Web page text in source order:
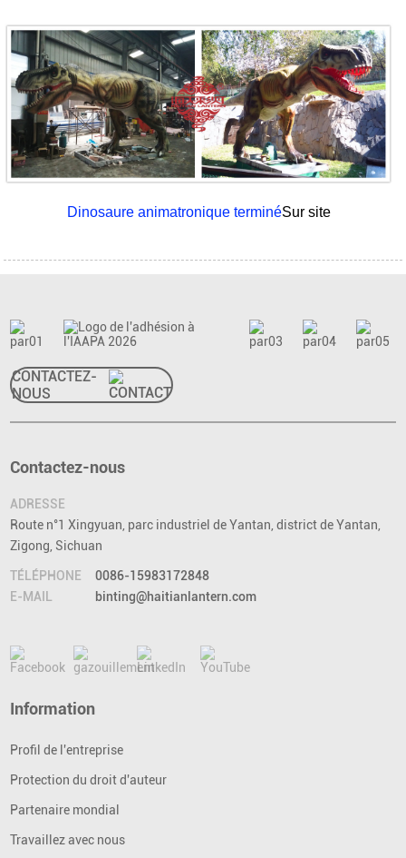
Dinosaure animatronique terminéSur site
CONTACTEZ-
NOUS
Contactez-nous
ADRESSE
Route n°1 Xingyuan, parc industriel de Yantan, district de Yantan,
Zigong, Sichuan
TÉLÉPHONE
0086-15983172848
E-MAIL
binting@haitianlantern.com
Information
Profil de l'entreprise
Protection du droit d'auteur
Partenaire mondial
Travaillez avec nous